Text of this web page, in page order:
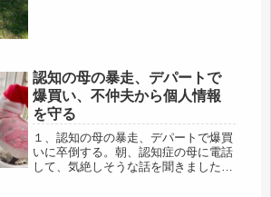
認知の母の暴走、デパートで
爆買い、不仲夫から個人情報
を守る
１、認知の母の暴走、デパートで爆買
いに卒倒する。朝、認知症の母に電話
して、気絶しそうな話を聞きました。